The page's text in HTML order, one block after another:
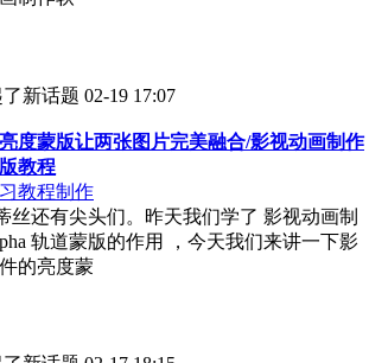
了新话题 02-19 17:07
度蒙版让两张图片完美融合/影视动画制作
教程
教程制作
还有尖头们。昨天我们学了 影视动画制
轨道蒙版的作用 ，今天我们来讲一下影
的亮度蒙